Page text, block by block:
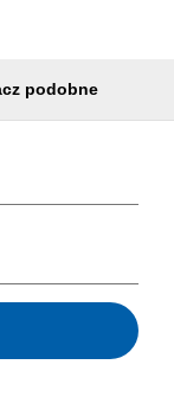
podobne